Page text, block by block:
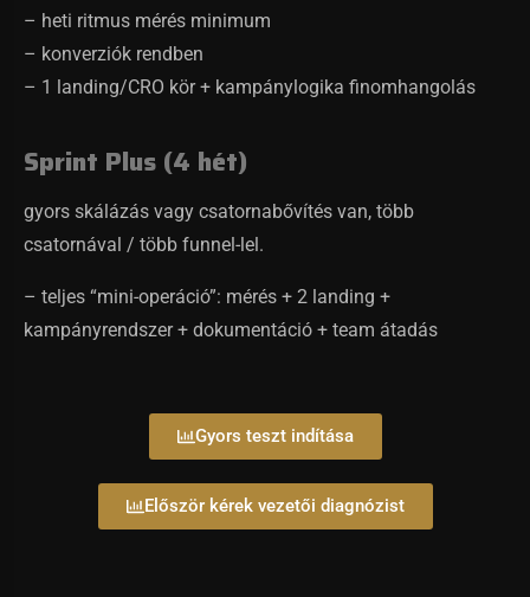
– heti ritmus mérés minimum
– konverziók rendben
– 1 landing/CRO kör + kampánylogika finomhangolás
Sprint Plus (4 hét)
gyors skálázás vagy csatornabővítés van, több
csatornával / több funnel-lel.
– teljes “mini-operáció”: mérés + 2 landing +
kampányrendszer + dokumentáció + team átadás
Gyors teszt indítása
Először kérek vezetői diagnózist